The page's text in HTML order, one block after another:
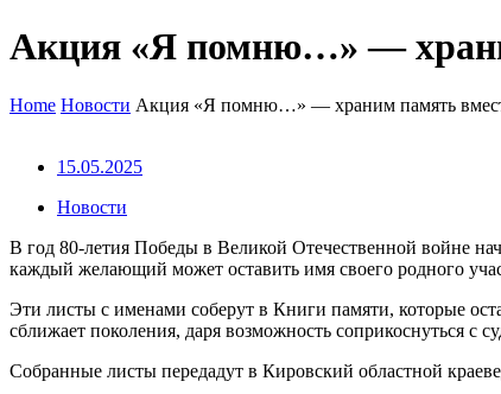
Акция «Я помню…» —
Home Новости Акция «Я помню…» — храним память
15.05.2025
Новости
В год 80-летия Победы в Великой Отечественной войне
каждый желающий может оставить имя своего родного
Эти листы с именами соберут в Книги памяти, которые
сближает поколения, даря возможность соприкоснуться с
Собранные листы передадут в Кировский областной